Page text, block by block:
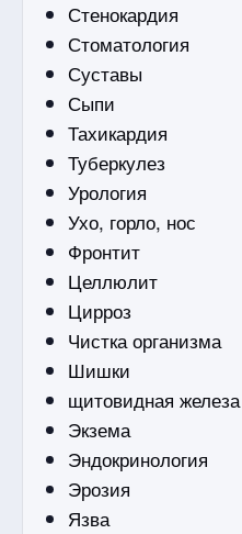
Стенокардия
Стоматология
Суставы
Сыпи
Тахикардия
Туберкулез
Урология
Ухо, горло, нос
Фронтит
Целлюлит
Цирроз
Чистка организма
Шишки
щитовидная железа
Экзема
Эндокринология
Эрозия
Язва